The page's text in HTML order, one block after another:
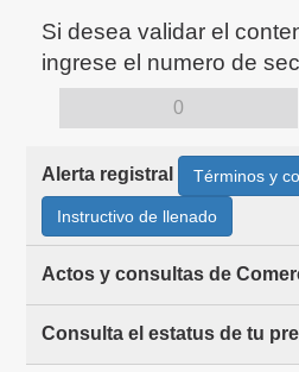
Si desea validar el
ingrese el numero de
Alerta registral Términos y
Instructivo de llenado
Actos y consultas de
Consulta el estatus de tu